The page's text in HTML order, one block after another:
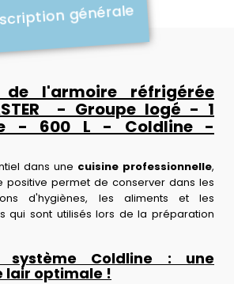
générale
de l'armoire réfrigérée
- Groupe logé - 1
- 600 L - Coldline -
dans une cuisine professionnelle,
positive permet de conserver dans les
d'hygiènes, les aliments et les
qui sont utilisés lors de la préparation
Coldline : une
lair optimale !